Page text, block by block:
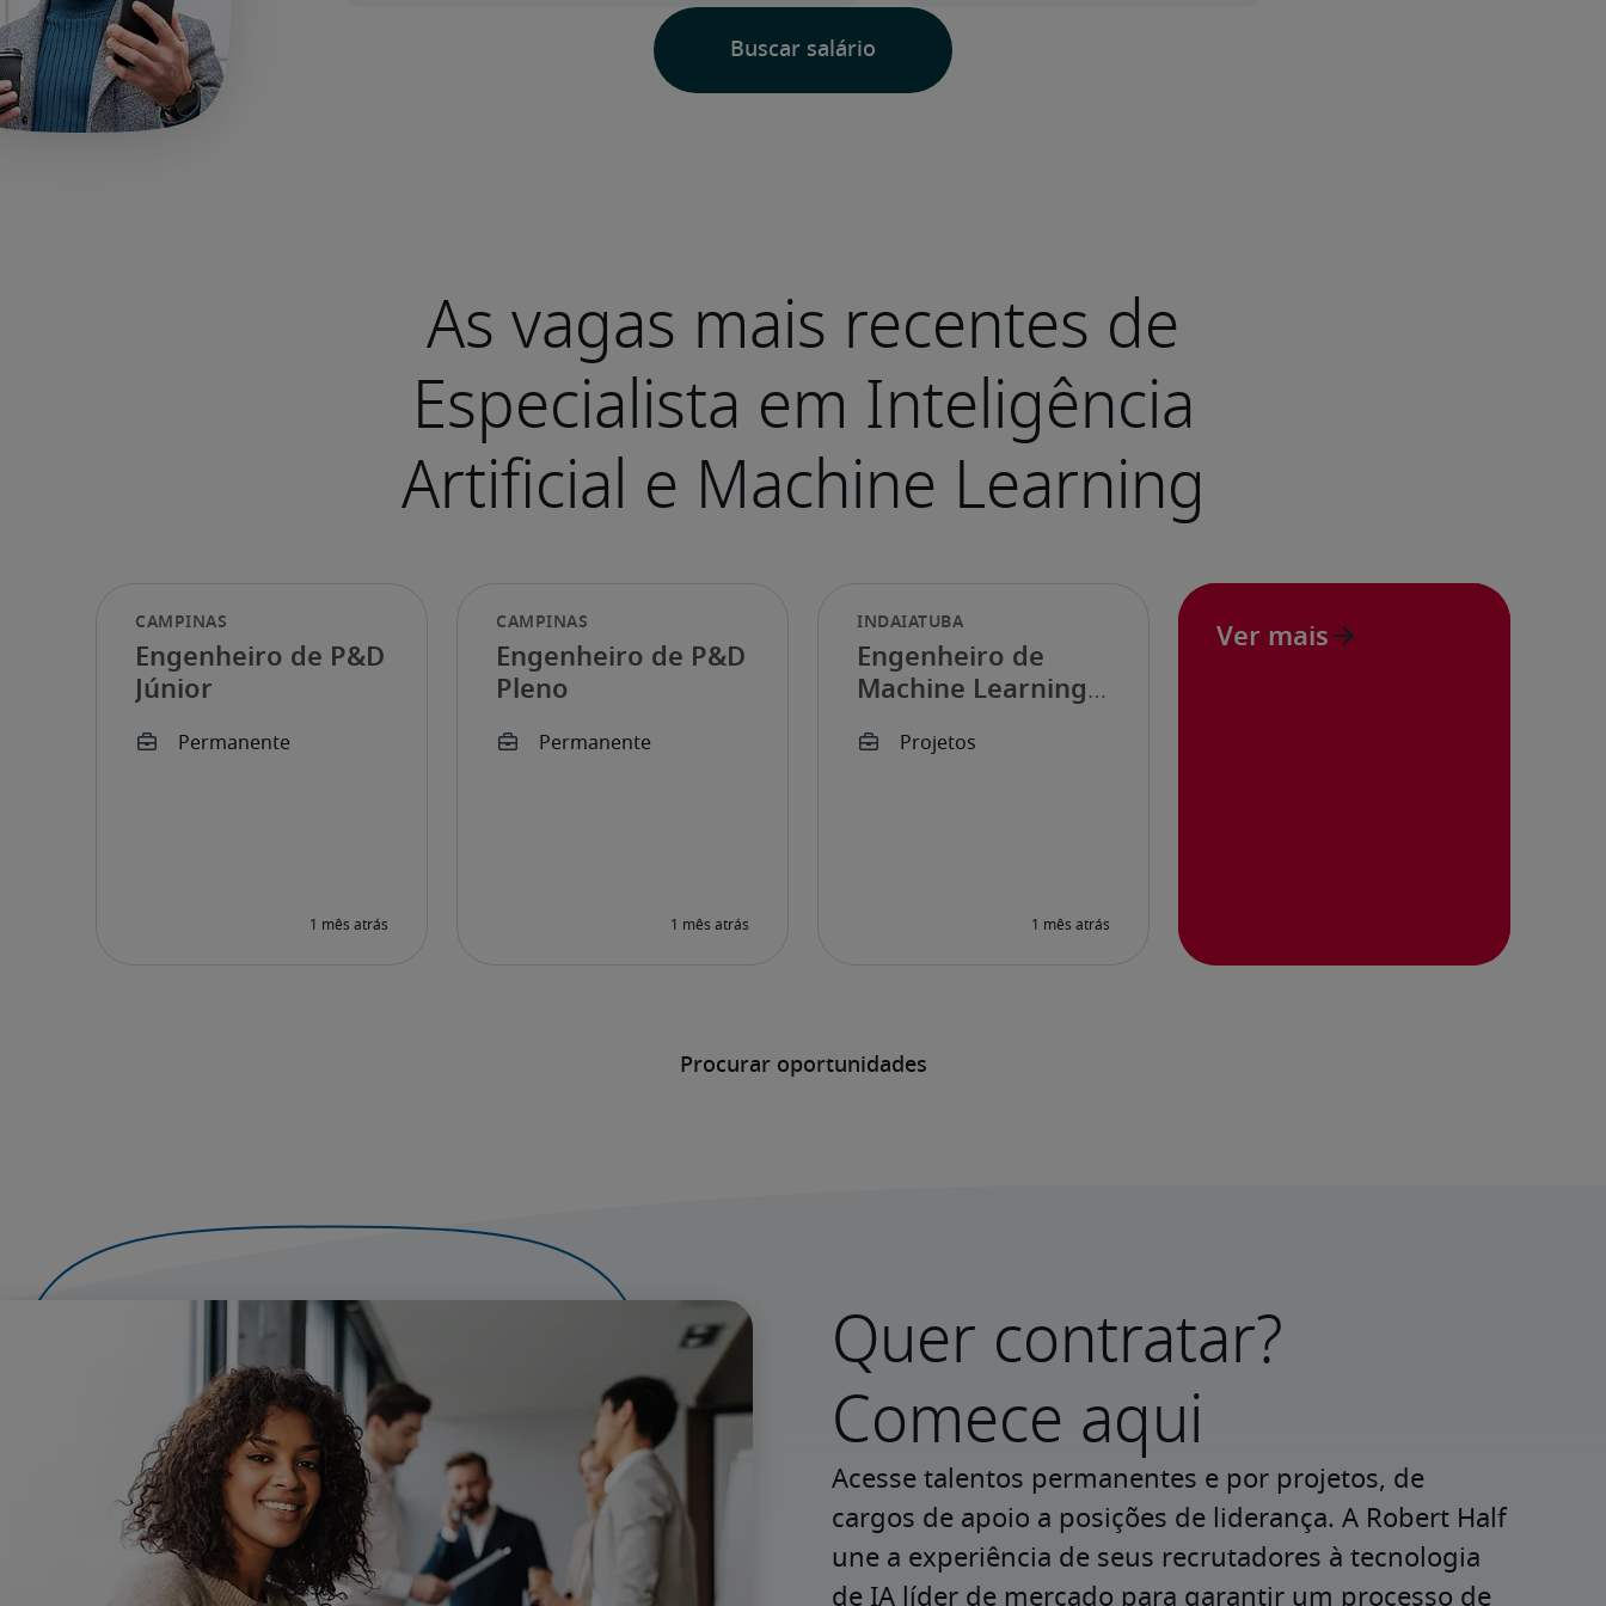
Procurar oportunidades
Engenheiro de P&D
Júnior
Engenheiro de P&D
Pleno
Engenheiro de
Machine Learning
Ver mais
Quer contratar?
Comece aqui
Acesse talentos permanentes e por projetos, de
cargos de apoio a posições de liderança. A Robert Half
une a experiência de seus recrutadores à tecnologia
de IA líder de mercado para garantir um processo de